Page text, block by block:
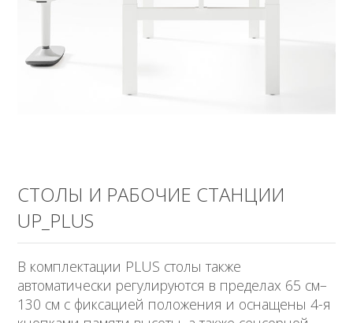
СТОЛЫ И РАБОЧИЕ СТАНЦИИ
UP_PLUS
В комплектации PLUS столы также
автоматически регулируются в пределах 65 см–
130 см с фиксацией положения и оснащены 4-я